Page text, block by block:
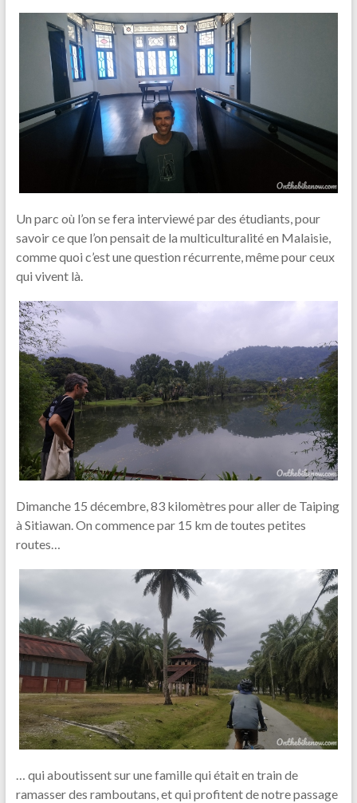
Un parc où l’on se fera interviewé par des étudiants, pour
savoir ce que l’on pensait de la multiculturalité en Malaisie,
comme quoi c’est une question récurrente, même pour ceux
qui vivent là.
Dimanche 15 décembre, 83 kilomètres pour aller de Taiping
à Sitiawan. On commence par 15 km de toutes petites
routes…
… qui aboutissent sur une famille qui était en train de
ramasser des ramboutans, et qui profitent de notre passage